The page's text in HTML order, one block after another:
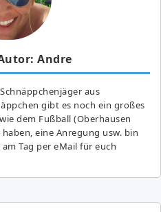
Andre
aus
gibt es noch ein großes
dem Fußball (Oberhausen
eine Anregung usw. bin
Tag per eMail für euch